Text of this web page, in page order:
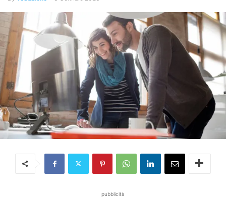
pubblicità